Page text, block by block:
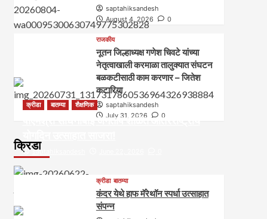
saptahiksandesh
August 4, 2026
0
राजकीय
नूतन जिल्हाध्यक्ष गणेश चिवटे यांच्या
नेतृत्वाखाली करमाळा तालुक्यात संघटन
बळकटीसाठी काम करणार – जितेश
कटारिया
saptahiksandesh
July 31, 2026
0
क्रिडा
क्रीडा बातम्या शैक्षणिक
पीएमश्री साधनाबाई जगताप शाळेत आंतरराष्ट्रीय
saptahiksandesh
क्रीडा बातम्या
कंदर येथे हाफ मॅरेथॉन स्पर्धा उत्साहात
संपन्न